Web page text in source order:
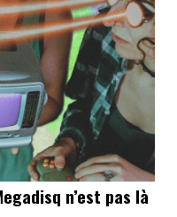
n’est pas là